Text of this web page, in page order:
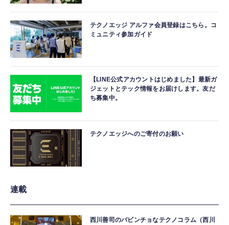
テクノエッジ アルファ会員登録はこちら。コ
ミュニティ参加ガイド
【LINE公式アカウントはじめました】最新ガ
ジェットとテック情報をお届けします。友だ
ち募集中。
テクノエッジへのご寄付のお願い
連載
西川善司のバビンチョなテクノコラム（西川